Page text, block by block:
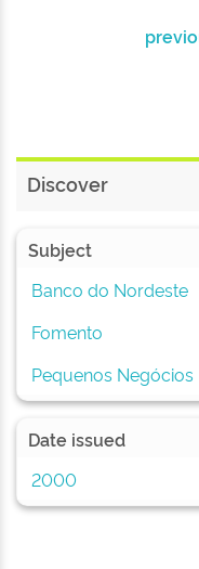
Discover
Subject
Banco do Nordeste
Fomento
Pequenos Negócios
Date issued
2000